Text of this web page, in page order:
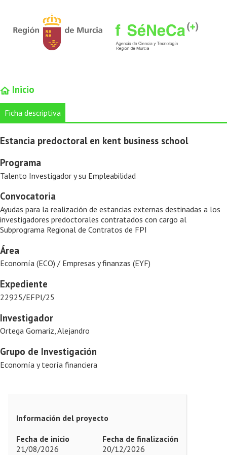
Inicio
Ficha descriptiva
Estancia predoctoral en kent business school
Programa
Talento Investigador y su Empleabilidad
Convocatoria
Ayudas para la realización de estancias externas destinadas a los
investigadores predoctorales contratados con cargo al
Subprograma Regional de Contratos de FPI
Área
Economía (ECO) / Empresas y finanzas (EYF)
Expediente
22925/EFPI/25
Investigador
Ortega Gomariz, Alejandro
Grupo de Investigación
Economía y teoría financiera
Información del proyecto
Fecha de inicio
21/08/2026
Fecha de finalización
20/12/2026